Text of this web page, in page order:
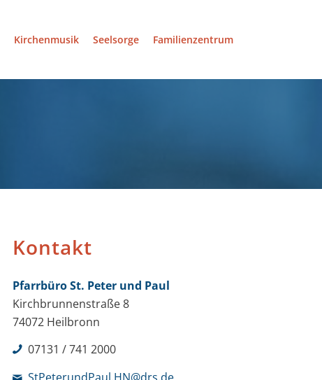
Kirchenmusik Seelsorge Familienzentrum
Kontakt
Pfarrbüro St. Peter und Paul
Kirchbrunnenstraße 8
74072 Heilbronn
07131 / 741 2000